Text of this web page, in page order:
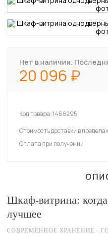
Нет в наличии.
20 096
Код товара:1466295
Стоимость доставки в
Оплата при получении
Шкаф-витрина: когда
лучшее
СОВРЕМЕННОЕ ХРАНЕНИЕ ·